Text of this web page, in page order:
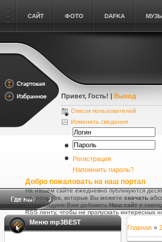
САЙТ ФОТО DAFKA
Привет, Гость! | Выход
Список пользователей
Изменить сведения
Регистрация
Напомнить пароль?
Добро пожаловать на наш портал
На нашем сайте ежедневно публикуются
материалов, которые Вы можете скачать
Рекомендуем Вам добавитьНаш сайтв
RSS ленту, чтобы не пропускать интересных
Меню mp3BEST
Главная »